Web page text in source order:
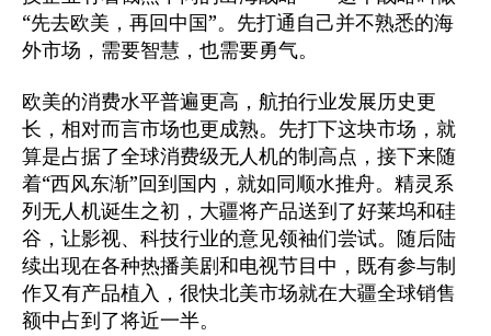
“先去欧美，再回中国”。先打通自己并不熟悉的海
外市场，需要智慧，也需要勇气。
欧美的消费水平普遍更高，航拍行业发展历史更
长，相对而言市场也更成熟。先打下这块市场，就
算是占据了全球消费级无人机的制高点，接下来随
着“西风东渐”回到国内，就如同顺水推舟。精灵系
列无人机诞生之初，大疆将产品送到了好莱坞和硅
谷，让影视、科技行业的意见领袖们尝试。随后陆
续出现在各种热播美剧和电视节目中，既有参与制
作又有产品植入，很快北美市场就在大疆全球销售
额中占到了将近一半。